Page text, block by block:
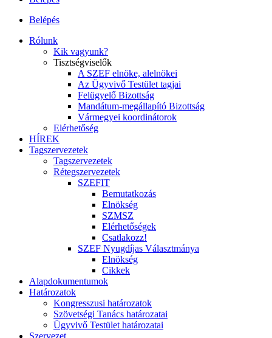
Belépés
Rólunk
Kik vagyunk?
Tisztségviselők
A SZEF elnöke, alelnökei
Az Ügyvivő Testület tagjai
Felügyelő Bizottság
Mandátum-megállapító Bizottság
Vármegyei koordinátorok
Elérhetőség
HÍREK
Tagszervezetek
Tagszervezetek
Rétegszervezetek
SZEFIT
Bemutatkozás
Elnökség
SZMSZ
Elérhetőségek
Csatlakozz!
SZEF Nyugdíjas Választmánya
Elnökség
Cikkek
Alapdokumentumok
Határozatok
Kongresszusi határozatok
Szövetségi Tanács határozatai
Ügyvivő Testület határozatai